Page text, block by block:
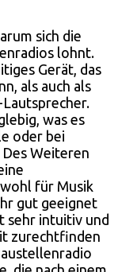
sich die
lohnt.
Gerät, das
als auch als
was es
oder bei
Weiteren
für Musik
gut geeignet
sehr intuitiv und
zurechtfinden